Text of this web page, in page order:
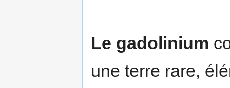
Le gadolinium
une terre rare,